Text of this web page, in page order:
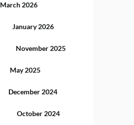
March 2026
January 2026
November 2025
May 2025
December 2024
October 2024